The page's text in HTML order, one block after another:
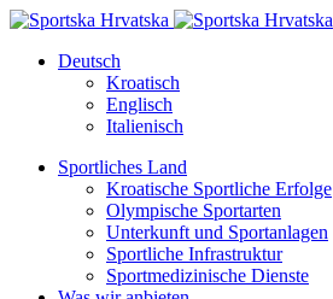
Deutsch
Kroatisch
Englisch
Italienisch
Sportliches Land
Kroatische Sportliche Erfolge
Olympische Sportarten
Unterkunft und Sportanlagen
Sportliche Infrastruktur
Sportmedizinische Dienste